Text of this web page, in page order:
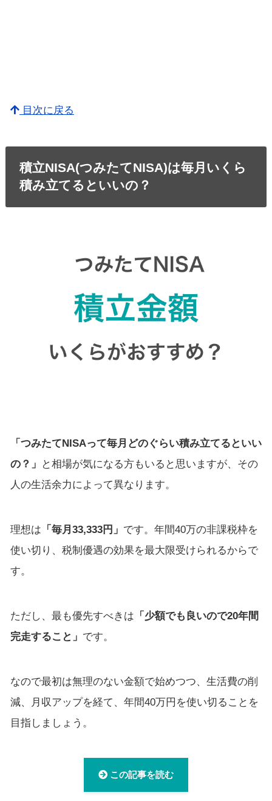
目次に戻る
積立NISA(つみたてNISA)は毎月いくら
積み立てるといいの？
「つみたてNISAって毎月どのぐらい積み立てるといい
の？」
と相場が気になる方もいると思いますが、その
人の生活余力によって異なります。
理想は 「毎月33,333円」 です。年間40万の非課税枠を
使い切り、税制優遇の効果を最大限受けられるからで
す。
ただし、最も優先すべきは 「少額でも良いので20年間
完走すること」 です。
なので最初は無理のない金額で始めつつ、生活費の削
減、月収アップを経て、年間40万円を使い切ることを
目指しましょう。
この記事を読む